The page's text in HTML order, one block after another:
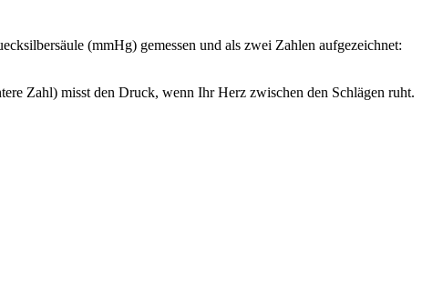
(mmHg) gemessen und als zwei Zahlen aufgezeichnet:
Zahl) misst den Druck, wenn Ihr Herz zwischen den Schlägen ruht.